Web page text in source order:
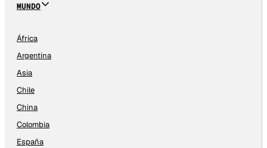
MUNDO
África
Argentina
Asia
Chile
China
Colombia
España